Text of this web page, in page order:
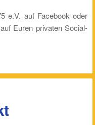
e.V. auf Facebook oder
Euren privaten Social-